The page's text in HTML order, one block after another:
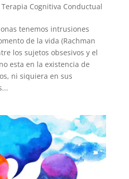
Terapia Cognitiva Conductual
tenemos intrusiones
de la vida (Rachman
los sujetos obsesivos y el
esta en la existencia de
ni siquiera en sus